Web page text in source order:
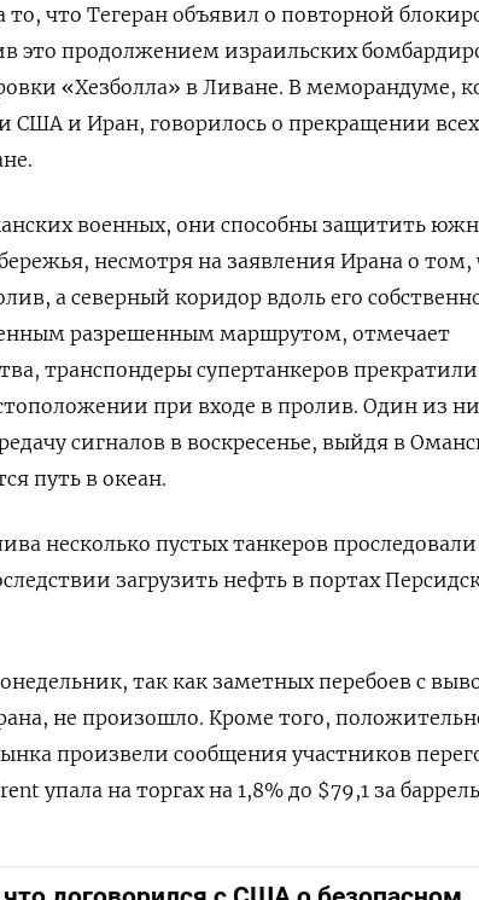
что Тегеран объявил о повторной
это продолжением израильских
«Хезболла» в Ливане. В меморандуме,
США и Иран, говорилось о прекращении
военных, они способны защитить
несмотря на заявления Ирана о том,
а северный коридор вдоль его
разрешенным маршрутом, отмечает
транспондеры супертанкеров прекратили
при входе в пролив. Один из
сигналов в воскресенье, выйдя в
путь в океан.
несколько пустых танкеров
загрузить нефть в портах
так как заметных перебоев с
не произошло. Кроме того,
произвели сообщения участников
упала на торгах на 1,8% до $79,1 за